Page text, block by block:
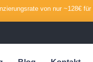
von nur ~128€